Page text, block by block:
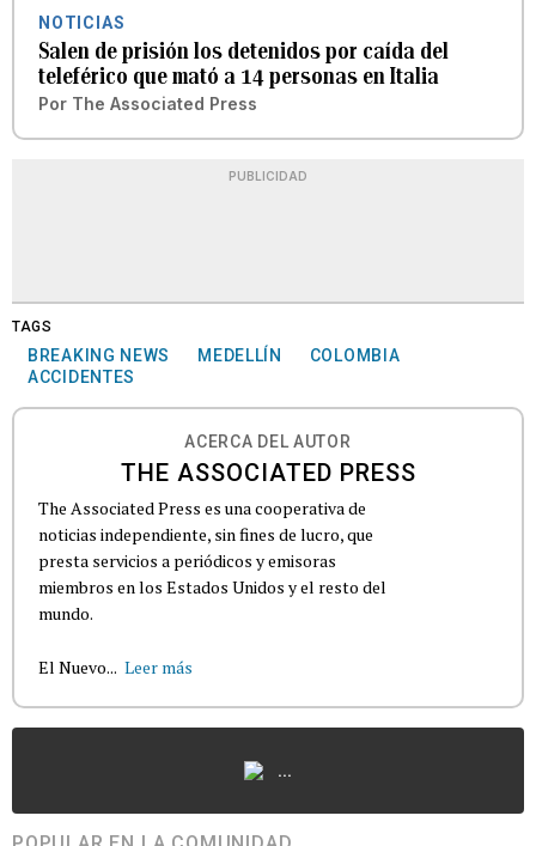
NOTICIAS
Salen de prisión los detenidos por caída del
teleférico que mató a 14 personas en Italia
Por The Associated Press
PUBLICIDAD
TAGS
BREAKING NEWS MEDELLÍN
COLOMBIA
ACCIDENTES
ACERCA DEL AUTOR
THE ASSOCIATED PRESS
The Associated Press es una cooperativa de
noticias independiente, sin fines de lucro, que
presta servicios a periódicos y emisoras
miembros en los Estados Unidos y el resto del
mundo.
El Nuevo... Leer más
...